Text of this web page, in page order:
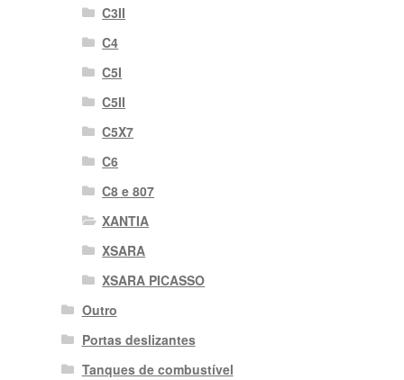
C3II
C4
C5I
C5II
C5X7
C6
C8 e 807
XANTIA
XSARA
XSARA PICASSO
Outro
Portas deslizantes
Tanques de combustível